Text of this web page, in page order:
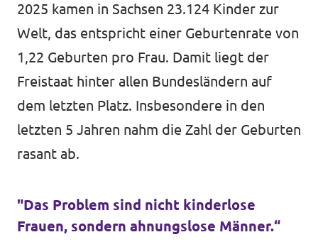
2025 kamen in Sachsen 23.124 Kinder zur
Welt, das entspricht einer Geburtenrate von
1,22 Geburten pro Frau. Damit liegt der
Freistaat hinter allen Bundesländern auf
dem letzten Platz. Insbesondere in den
letzten 5 Jahren nahm die Zahl der Geburten
rasant ab.
"Das Problem sind nicht kinderlose
Frauen, sondern ahnungslose Männer.“